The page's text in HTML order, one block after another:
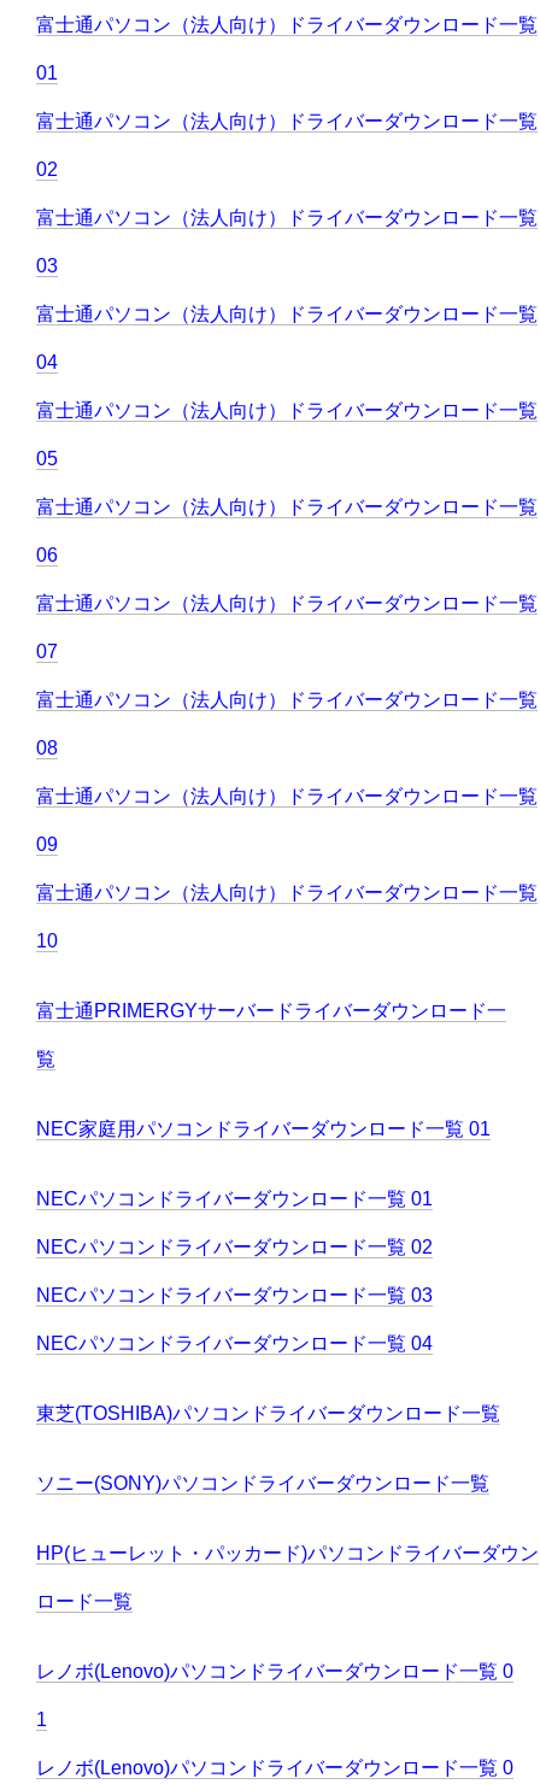
富士通パソコン（法人向け）ドライバーダウンロード一覧
01
富士通パソコン（法人向け）ドライバーダウンロード一覧
02
富士通パソコン（法人向け）ドライバーダウンロード一覧
03
富士通パソコン（法人向け）ドライバーダウンロード一覧
04
富士通パソコン（法人向け）ドライバーダウンロード一覧
05
富士通パソコン（法人向け）ドライバーダウンロード一覧
06
富士通パソコン（法人向け）ドライバーダウンロード一覧
07
富士通パソコン（法人向け）ドライバーダウンロード一覧
08
富士通パソコン（法人向け）ドライバーダウンロード一覧
09
富士通パソコン（法人向け）ドライバーダウンロード一覧
10
富士通PRIMERGYサーバードライバーダウンロード一
覧
NEC家庭用パソコンドライバーダウンロード一覧 01
NECパソコンドライバーダウンロード一覧 01
NECパソコンドライバーダウンロード一覧 02
NECパソコンドライバーダウンロード一覧 03
NECパソコンドライバーダウンロード一覧 04
東芝(TOSHIBA)パソコンドライバーダウンロード一覧
ソニー(SONY)パソコンドライバーダウンロード一覧
HP(ヒューレット・パッカード)パソコンドライバーダウン
ロード一覧
レノボ(Lenovo)パソコンドライバーダウンロード一覧 0
1
レノボ(Lenovo)パソコンドライバーダウンロード一覧 0